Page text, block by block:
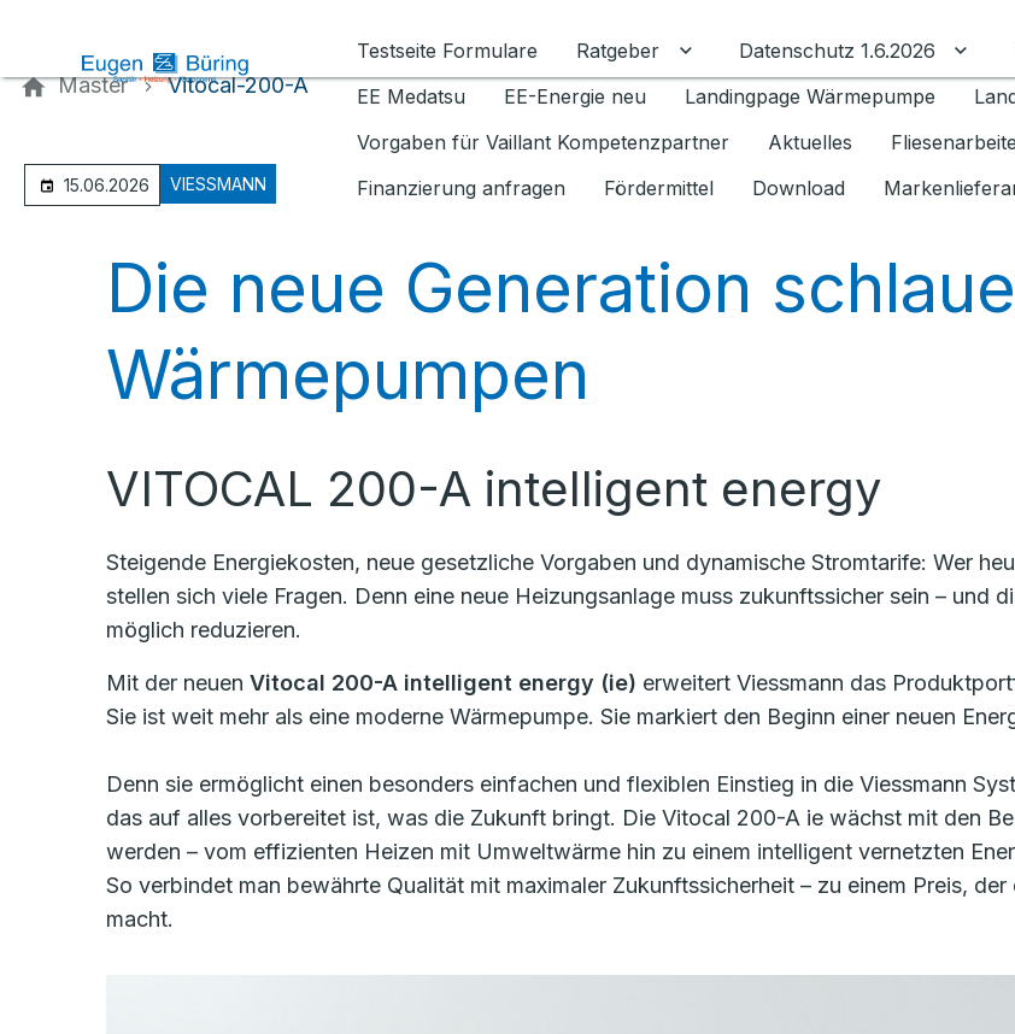
Testseite Formulare
Ratgeber Untermenü für Ratgeber
Datenschutz 1.6.2026
EE Medatsu
EE-Energie neu Landingpage Wärmepumpe
Vorgaben für Vaillant Kompetenzpartner
Aktuelles
Finanzierung anfragen
Fördermittel Download
Master Vitocal-200-A
15.06.2026 VIESSMANN
Die neue Generation
Wärmepumpen
VITOCAL 200-A intelligent energy
Steigende Energiekosten, neue gesetzliche Vorgaben und dynamische Stromtarife: Wer
stellen sich viele Fragen. Denn eine neue Heizungsanlage muss zukunftssicher sein – und
möglich reduzieren.
Mit der neuen Vitocal 200-A intelligent energy (ie) erweitert Viessmann das
Sie ist weit mehr als eine moderne Wärmepumpe. Sie markiert den Beginn einer neuen
Denn sie ermöglicht einen besonders einfachen und flexiblen Einstieg in die Viessmann
das auf alles vorbereitet ist, was die Zukunft bringt. Die Vitocal 200-A ie wächst mit den
werden – vom effizienten Heizen mit Umweltwärme hin zu einem intelligent vernetzten
So verbindet man bewährte Qualität mit maximaler Zukunftssicherheit – zu einem Preis,
macht.